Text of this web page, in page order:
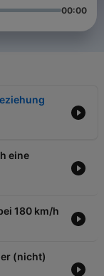
mit-eric-der-00:00
eine
180 km/h
(nicht)